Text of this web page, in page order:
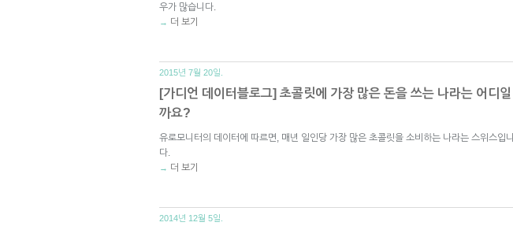
우가 많습니다.
→ 더 보기
2015년 7월 20일.
[가디언 데이터블로그] 초콜릿에 가장 많은 돈을 쓰는 나라는 어디일
까요?
유로모니터의 데이터에 따르면, 매년 일인당 가장 많은 초콜릿을 소비하는 나라는 스위스입니
다.
→ 더 보기
2014년 12월 5일.